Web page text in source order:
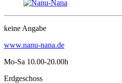
keine Angabe
www.nanu-nana.de
Mo-Sa 10.00-20.00h
Erdgeschoss